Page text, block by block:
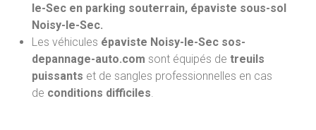
le-Sec en parking souterrain, épaviste sous-sol
Noisy-le-Sec.
Les véhicules épaviste Noisy-le-Sec sos-
depannage-auto.com sont équipés de treuils
puissants et de sangles professionnelles en cas
de conditions difficiles.